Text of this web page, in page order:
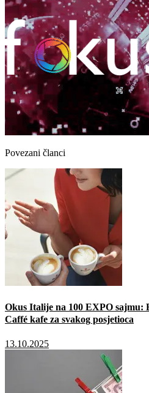
Povezani članci
Okus Italije na 100 EXPO sajmu:
Caffé kafe za svakog posjetioca
13.10.2025